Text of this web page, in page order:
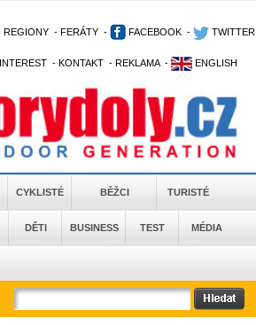
REGIONY - FERÁTY - FACEBOOK - TWITTER
- KONTAKT - REKLAMA - ENGLISH
CYKLISTÉ BĚŽCI TURISTÉ
DĚTI BUSINESS TEST MÉDIA